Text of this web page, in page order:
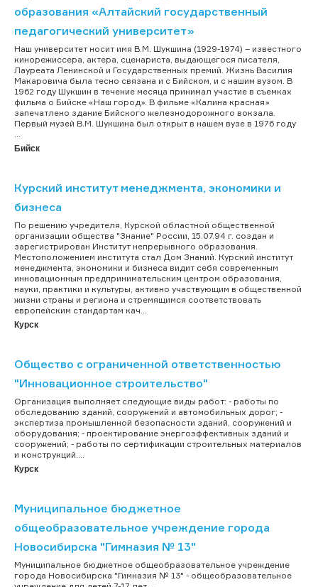
образования «Алтайский государственный
педагогический университет»
Наш университет носит имя В.М. Шукшина (1929-1974) – известного
кинорежиссера, актера, сценариста, выдающегося писателя,
Лауреата Ленинской и Государственных премий. Жизнь Василия
Макаровича была тесно связана и с Бийском, и с нашим вузом. В
1962 году Шукшин в течение месяца принимал участие в съемках
фильма о Бийске «Наш город». В фильме «Калина красная»
запечатлено здание Бийского железнодорожного вокзала.
Первый музей В.М. Шукшина был открыт в нашем вузе в 1976 году
Бийск
Курский институт менеджмента, экономики и
бизнеса
По решению учредителя, Курской областной общественной
организации общества "Знание" России, 15.07.94 г. создан и
зарегистрирован Институт непрерывного образования.
Местоположением института стал Дом Знаний. Курский институт
менеджмента, экономики и бизнеса видит себя современным
инновационным предпринимательским центром образования,
науки, практики и культуры, активно участвующим в общественной
жизни страны и региона и стремящимся соответствовать
европейским стандартам кач...
Курск
Общество с ограниченной ответственностью
"Инновационное строительство"
Организация выполняет следующие виды работ: - работы по
обследованию зданий, сооружений и автомобильных дорог; -
экспертиза промышленной безопасности зданий, сооружений и
оборудования; - проектирование энергоэффективных зданий и
сооружений; - работы по сертификации строительных материалов
и конструкций....
Курск
Муниципальное бюджетное
общеобразовательное учреждение города
Новосибирска "Гимназия № 13"
Муниципальное бюджетное общеобразовательное учреждение
города Новосибирска "Гимназия № 13" - общеобразовательное